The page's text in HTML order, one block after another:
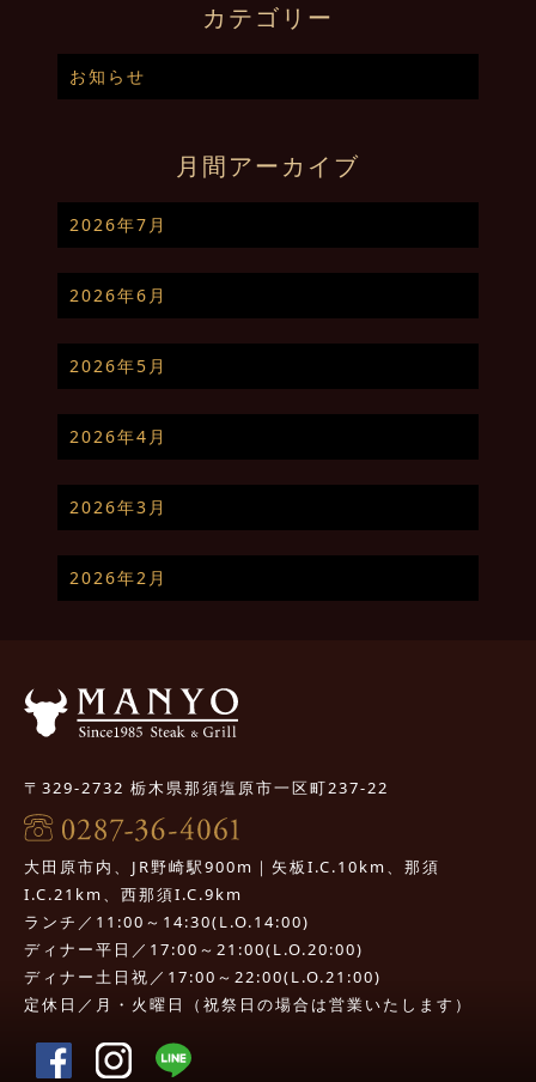
カテゴリー
お知らせ
月間アーカイブ
2026年7月
2026年6月
2026年5月
2026年4月
2026年3月
2026年2月
〒329-2732 栃木県那須塩原市一区町237-22
大田原市内、JR野崎駅900m｜矢板I.C.10km、那須
I.C.21km、西那須I.C.9km
ランチ／11:00～14:30(L.O.14:00)
ディナー平日／17:00～21:00(L.O.20:00)
ディナー土日祝／17:00～22:00(L.O.21:00)
定休日／月・火曜日（祝祭日の場合は営業いたします）